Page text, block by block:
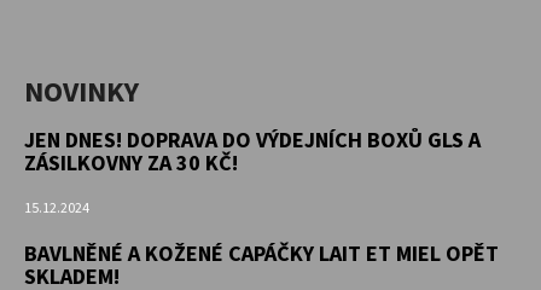
NOVINKY
JEN DNES! DOPRAVA DO VÝDEJNÍCH BOXŮ GLS A
ZÁSILKOVNY ZA 30 KČ!
15.12.2024
BAVLNĚNÉ A KOŽENÉ CAPÁČKY LAIT ET MIEL OPĚT
SKLADEM!